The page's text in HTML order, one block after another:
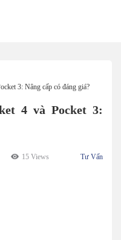
3: Nâng cấp có đáng giá?
4 và Pocket 3:
15 Views Tư Vấn